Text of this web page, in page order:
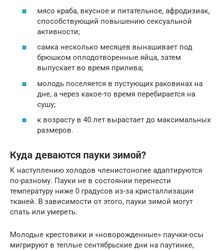
мясо краба, вкусное и питательное, афродизиак,
способствующий повышению сексуальной
активности;
самка несколько месяцев вынашивает под
брюшком оплодотворенные яйца, затем
выпускает во время прилива;
молодь поселяется в пустующих раковинах на
дне, а через какое-то время перебирается на
сушу;
к возрасту в 40 лет вырастает до максимальных
размеров.
Куда деваются пауки зимой?
К наступлению холодов членистоногие адаптируются
по-разному. Пауки не в состоянии перенести
температуру ниже 0 градусов из-за кристаллизации
тканей. В зависимости от этого, пауки зимой могут
спать или умереть.
Молодые крестовики и «новорожденные» паучки-осы
мигрируют в теплые сентябрьские дни на паутинке,